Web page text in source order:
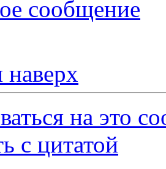
сообщение
наверх
на это
с цитатой